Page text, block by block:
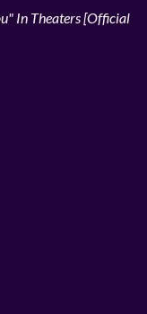
In Theaters [Official